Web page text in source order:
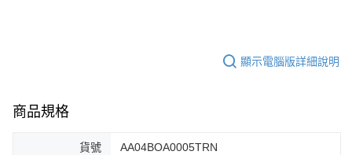
顯示電腦版詳細說明
商品規格
貨號 AA04BOA0005TRN